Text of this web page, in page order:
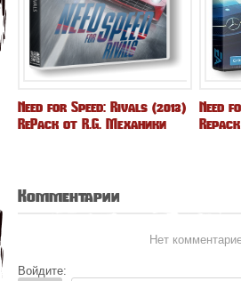
Need for Speed: Rivals (2013)
RePack от R.G. Механики
Need
Комментарии
Нет
Войдите: